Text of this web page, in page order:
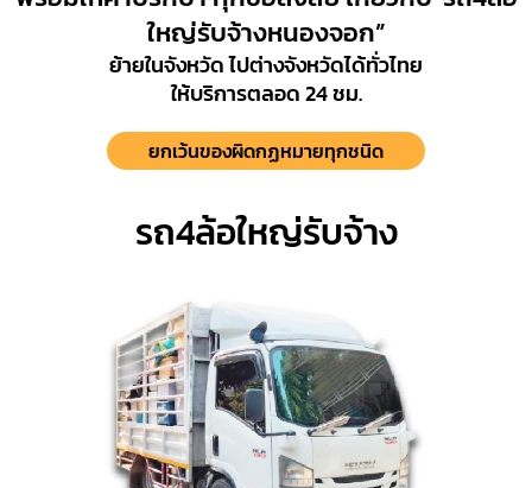
ใหญ่รับจ้างหนองจอก”
ย้ายในจังหวัด ไปต่างจังหวัดได้ทั่วไทย
ให้บริการตลอด 24 ชม.
ยกเว้นของผิดกฏหมายทุกชนิด
รถ4ล้อใหญ่รับจ้าง